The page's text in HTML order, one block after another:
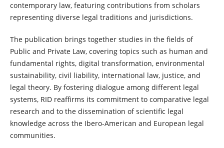
contemporary law, featuring contributions from scholars
representing diverse legal traditions and jurisdictions.
The publication brings together studies in the fields of
Public and Private Law, covering topics such as human and
fundamental rights, digital transformation, environmental
sustainability, civil liability, international law, justice, and
legal theory. By fostering dialogue among different legal
systems, RID reaffirms its commitment to comparative legal
research and to the dissemination of scientific legal
knowledge across the Ibero-American and European legal
communities.